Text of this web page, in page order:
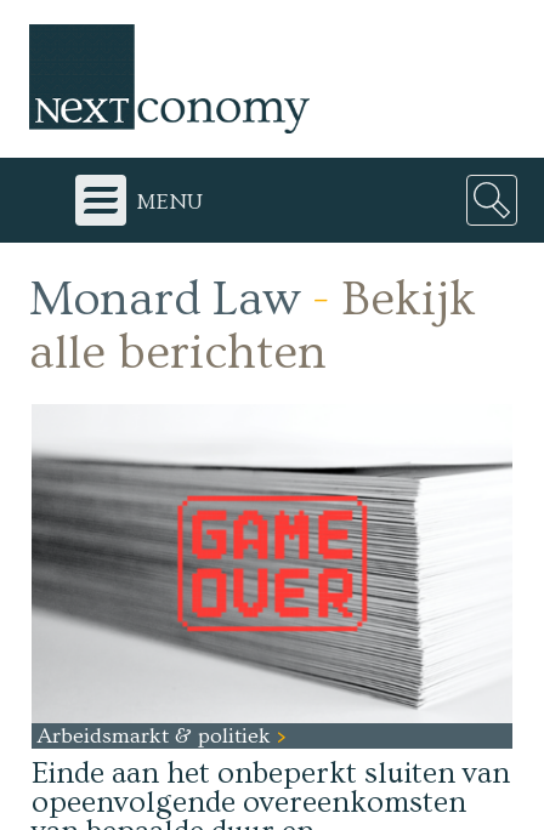
menu
Monard Law - Bekijk
alle berichten
Arbeidsmarkt & politiek
Einde aan het onbeperkt sluiten van
opeenvolgende overeenkomsten